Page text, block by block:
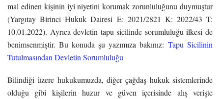
mal edinen kişinin iyi niyetini korumak zorunluluğunu duymuştur
(Yargıtay Birinci Hukuk Dairesi E: 2021/2821 K: 2022/43 T:
10.01.2022). Ayrıca devletin tapu sicilinde sorumluluğu ilkesi de
benimsenmiştir. Bu konuda şu yazımıza bakınız: Tapu Sicilinin
Tutulmasından Devletin Sorumluluğu
Bilindiği üzere hukukumuzda, diğer çağdaş hukuk sistemlerinde
olduğu gibi kişilerin huzur ve güven içerisinde alış verişte